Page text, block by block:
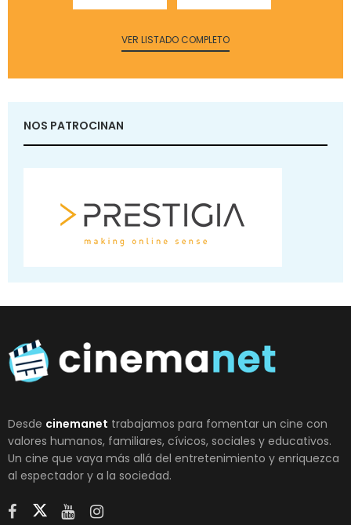
VER LISTADO COMPLETO
NOS PATROCINAN
Desde cinemanet trabajamos para fomentar un cine con
valores humanos, familiares, cívicos, sociales y educativos.
Un cine que vaya más allá del entretenimiento y enriquezca
al espectador y a la sociedad.